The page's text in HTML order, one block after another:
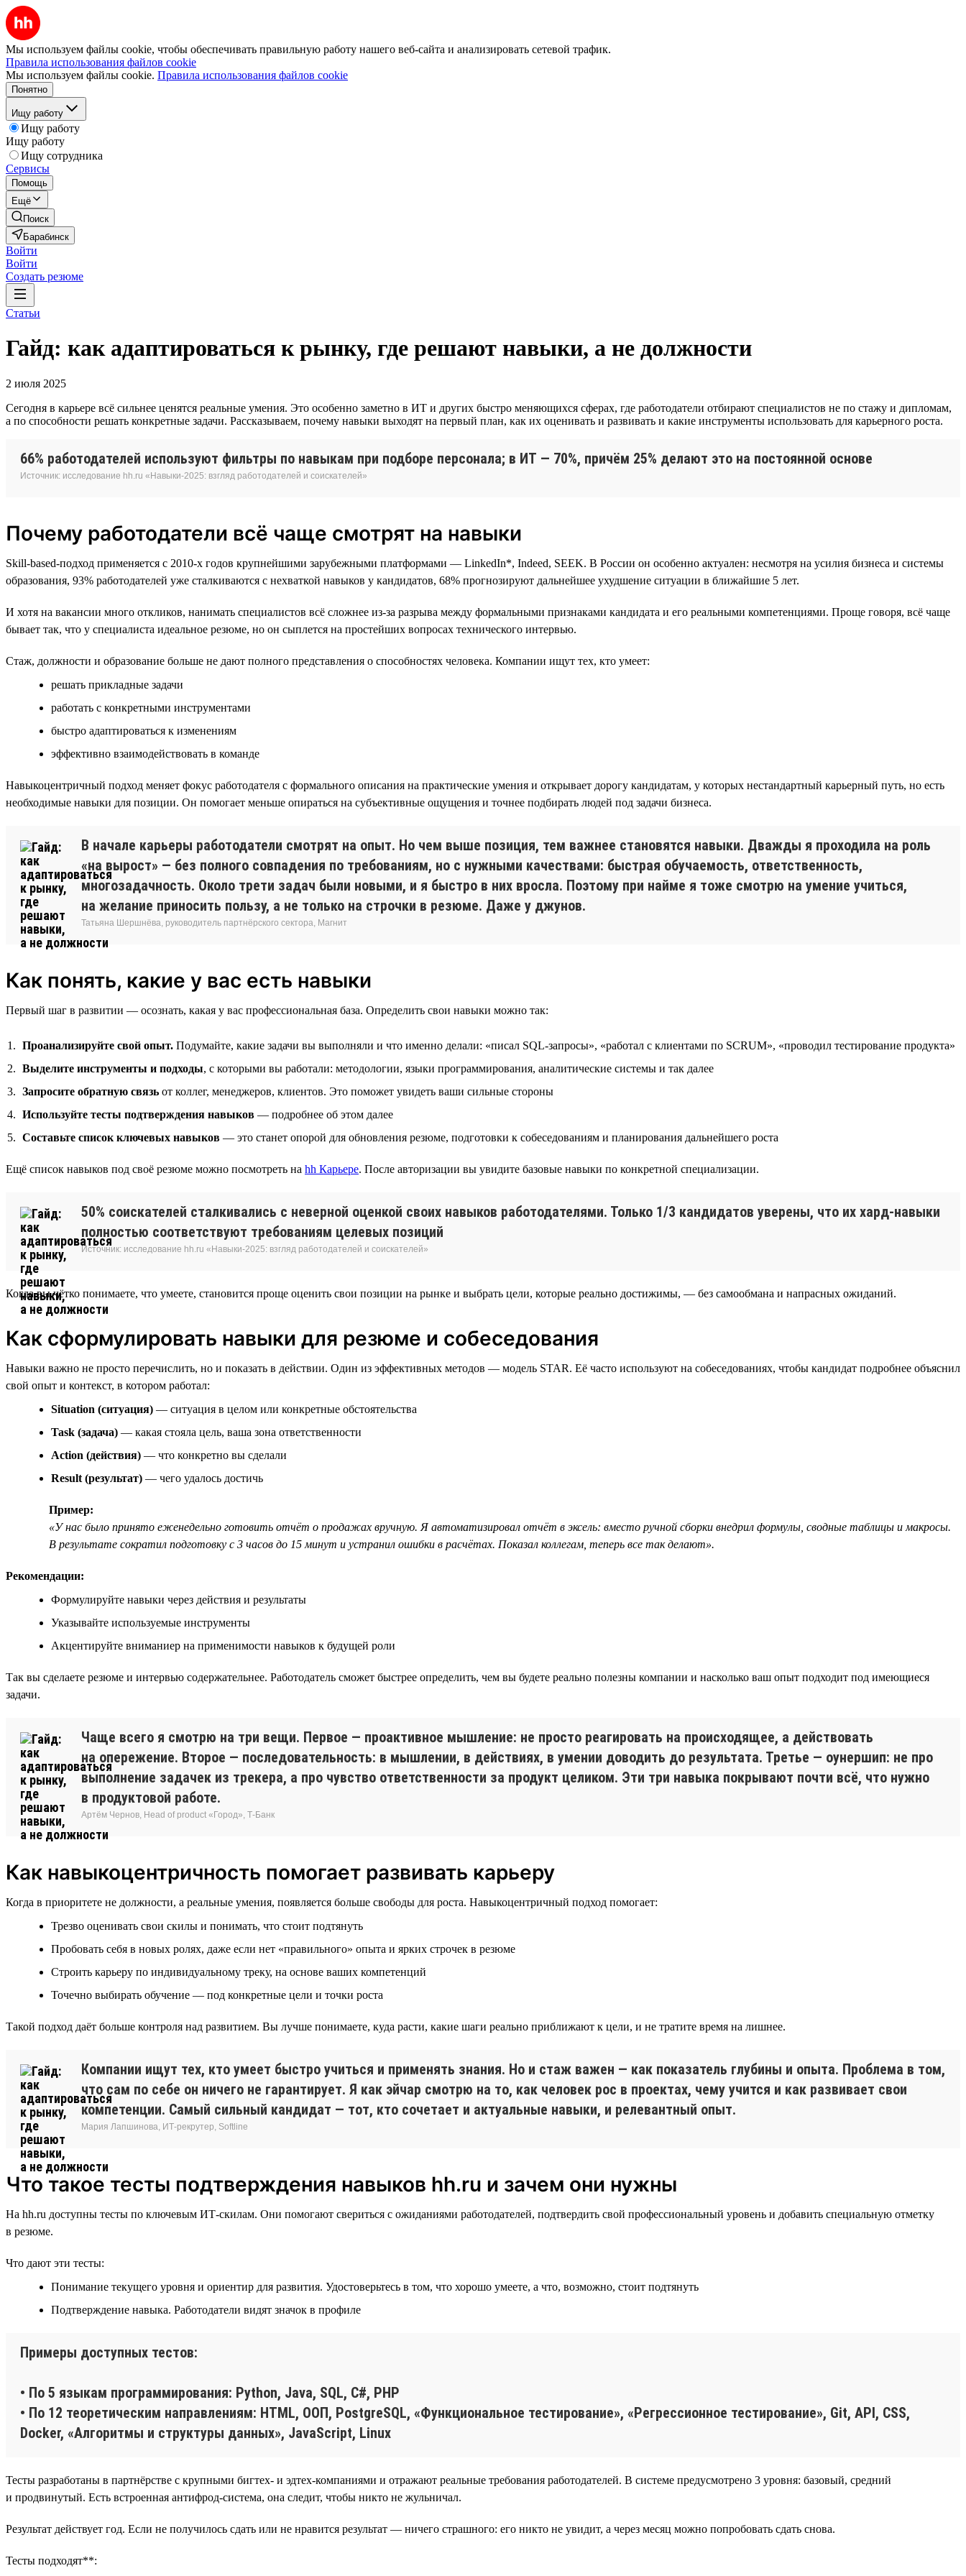
Мы используем файлы cookie, чтобы обеспечивать правильную работу нашего веб-сайта и анализировать сетевой трафик.
Правила использования файлов cookie
Мы используем файлы cookie. Правила использования файлов cookie
Понятно
Ищу работу
Ищу работу
Ищу работу
Ищу сотрудника
Сервисы
Помощь
Ещё
Поиск
Барабинск
Войти
Войти
Создать резюме
Статьи
Гайд: как адаптироваться к рынку, где решают навыки, а не должности
2 июля 2025
Сегодня в карьере всё сильнее ценятся реальные умения. Это особенно заметно в ИТ и других быстро меняющихся сферах, где работодатели отбирают специалистов не по стажу и дипломам,
а по способности решать конкретные задачи. Рассказываем, почему навыки выходят на первый план, как их оценивать и развивать и какие инструменты использовать для карьерного роста.
66% работодателей используют фильтры по навыкам при подборе персонала; в ИТ — 70%, причём 25% делают это на постоянной основе
Источник: исследование hh.ru «Навыки-2025: взгляд работодателей и соискателей»
Почему работодатели всё чаще смотрят на навыки
Skill-based-подход применяется с 2010-х годов крупнейшими зарубежными платформами — LinkedIn*, Indeed, SEEK. В России он особенно актуален: несмотря на усилия бизнеса и системы
образования, 93% работодателей уже сталкиваются с нехваткой навыков у кандидатов, 68% прогнозируют дальнейшее ухудшение ситуации в ближайшие 5 лет.
И хотя на вакансии много откликов, нанимать специалистов всё сложнее из-за разрыва между формальными признаками кандидата и его реальными компетенциями. Проще говоря, всё чаще
бывает так, что у специалиста идеальное резюме, но он сыплется на простейших вопросах технического интервью.
Стаж, должности и образование больше не дают полного представления о способностях человека. Компании ищут тех, кто умеет:
решать прикладные задачи
работать с конкретными инструментами
быстро адаптироваться к изменениям
эффективно взаимодействовать в команде
Навыкоцентричный подход меняет фокус работодателя с формального описания на практические умения и открывает дорогу кандидатам, у которых нестандартный карьерный путь, но есть
необходимые навыки для позиции. Он помогает меньше опираться на субъективные ощущения и точнее подбирать людей под задачи бизнеса.
В начале карьеры работодатели смотрят на опыт. Но чем выше позиция, тем важнее становятся навыки. Дважды я проходила на роль
«на вырост» — без полного совпадения по требованиям, но с нужными качествами: быстрая обучаемость, ответственность,
многозадачность. Около трети задач были новыми, и я быстро в них вросла. Поэтому при найме я тоже смотрю на умение учиться,
на желание приносить пользу, а не только на строчки в резюме. Даже у джунов.
Татьяна Шершнёва, руководитель партнёрского сектора, Магнит
Как понять, какие у вас есть навыки
Первый шаг в развитии — осознать, какая у вас профессиональная база. Определить свои навыки можно так:
Проанализируйте свой опыт. Подумайте, какие задачи вы выполняли и что именно делали: «писал SQL-запросы», «работал с клиентами по SCRUM», «проводил тестирование продукта»
Выделите инструменты и подходы, с которыми вы работали: методологии, языки программирования, аналитические системы и так далее
Запросите обратную связь от коллег, менеджеров, клиентов. Это поможет увидеть ваши сильные стороны
Используйте тесты подтверждения навыков — подробнее об этом далее
Составьте список ключевых навыков — это станет опорой для обновления резюме, подготовки к собеседованиям и планирования дальнейшего роста
Ещё список навыков под своё резюме можно посмотреть на hh Карьере. После авторизации вы увидите базовые навыки по конкретной специализации.
50% соискателей сталкивались с неверной оценкой своих навыков работодателями. Только 1/3 кандидатов уверены, что их хард-навыки
полностью соответствуют требованиям целевых позиций
Источник: исследование hh.ru «Навыки-2025: взгляд работодателей и соискателей»
Когда вы чётко понимаете, что умеете, становится проще оценить свои позиции на рынке и выбрать цели, которые реально достижимы, — без самообмана и напрасных ожиданий.
Как сформулировать навыки для резюме и собеседования
Навыки важно не просто перечислить, но и показать в действии. Один из эффективных методов — модель STAR. Её часто используют на собеседованиях, чтобы кандидат подробнее объяснил
свой опыт и контекст, в котором работал:
Situation (ситуация) — ситуация в целом или конкретные обстоятельства
Task (задача) — какая стояла цель, ваша зона ответственности
Action (действия) — что конкретно вы сделали
Result (результат) — чего удалось достичь
Пример:
«У нас было принято еженедельно готовить отчёт о продажах вручную. Я автоматизировал отчёт в эксель: вместо ручной сборки внедрил формулы, сводные таблицы и макросы.
В результате сократил подготовку с 3 часов до 15 минут и устранил ошибки в расчётах. Показал коллегам, теперь все так делают».
Рекомендации:
Формулируйте навыки через действия и результаты
Указывайте используемые инструменты
Акцентируйте вниманиер на применимости навыков к будущей роли
Так вы сделаете резюме и интервью содержательнее. Работодатель сможет быстрее определить, чем вы будете реально полезны компании и насколько ваш опыт подходит под имеющиеся
задачи.
Чаще всего я смотрю на три вещи. Первое — проактивное мышление: не просто реагировать на происходящее, а действовать
на опережение. Второе — последовательность: в мышлении, в действиях, в умении доводить до результата. Третье — оунершип: не про
выполнение задачек из трекера, а про чувство ответственности за продукт целиком. Эти три навыка покрывают почти всё, что нужно
в продуктовой работе.
Артём Чернов, Head of product «Город», Т-Банк
Как навыкоцентричность помогает развивать карьеру
Когда в приоритете не должности, а реальные умения, появляется больше свободы для роста. Навыкоцентричный подход помогает:
Трезво оценивать свои скилы и понимать, что стоит подтянуть
Пробовать себя в новых ролях, даже если нет «правильного» опыта и ярких строчек в резюме
Строить карьеру по индивидуальному треку, на основе ваших компетенций
Точечно выбирать обучение — под конкретные цели и точки роста
Такой подход даёт больше контроля над развитием. Вы лучше понимаете, куда расти, какие шаги реально приближают к цели, и не тратите время на лишнее.
Компании ищут тех, кто умеет быстро учиться и применять знания. Но и стаж важен — как показатель глубины и опыта. Проблема в том,
что сам по себе он ничего не гарантирует. Я как эйчар смотрю на то, как человек рос в проектах, чему учится и как развивает свои
компетенции. Самый сильный кандидат — тот, кто сочетает и актуальные навыки, и релевантный опыт.
Мария Лапшинова, ИТ-рекрутер, Softline
Что такое тесты подтверждения навыков hh.ru и зачем они нужны
На hh.ru доступны тесты по ключевым ИТ-скилам. Они помогают свериться с ожиданиями работодателей, подтвердить свой профессиональный уровень и добавить специальную отметку
в резюме.
Что дают эти тесты:
Понимание текущего уровня и ориентир для развития. Удостоверьтесь в том, что хорошо умеете, а что, возможно, стоит подтянуть
Подтверждение навыка. Работодатели видят значок в профиле
Примеры доступных тестов:
• По 5 языкам программирования: Python, Java, SQL, C#, PHP
• По 12 теоретическим направлениям: HTML, ООП, PostgreSQL, «Функциональное тестирование», «Регрессионное тестирование», Git, API, CSS,
Docker, «Алгоритмы и структуры данных», JavaScript, Linux
Тесты разработаны в партнёрстве с крупными бигтех- и эдтех-компаниями и отражают реальные требования работодателей. В системе предусмотрено 3 уровня: базовый, средний
и продвинутый. Есть встроенная антифрод-система, она следит, чтобы никто не жульничал.
Результат действует год. Если не получилось сдать или не нравится результат — ничего страшного: его никто не увидит, а через месяц можно попробовать сдать снова.
Тесты подходят**: